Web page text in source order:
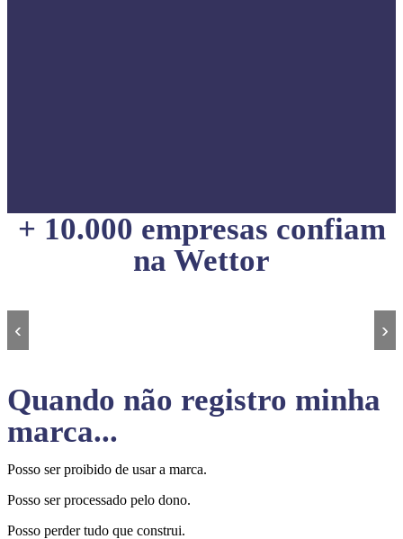
+ 10.000 empresas confiam
na Wettor
‹ ›
Quando não registro minha
marca...
Posso ser proibido de usar a marca.
Posso ser processado pelo dono.
Posso perder tudo que construi.